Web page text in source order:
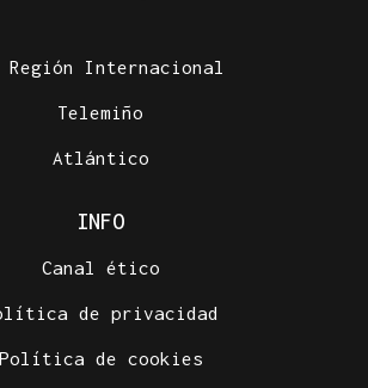
Región Internacional
Telemiño
Atlántico
INFO
Canal ético
de privacidad
Política de cookies